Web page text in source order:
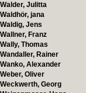
Walder, Julitta
Waldhör, jana
Waldig, Jens
Wallner, Franz
Wally, Thomas
Wandaller, Rainer
Wanko, Alexander
Weber, Oliver
Weckwerth, Georg